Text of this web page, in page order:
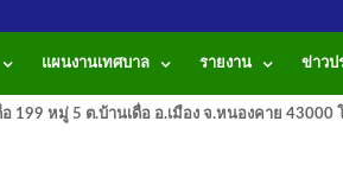
แผนงานเทศบาล รายงาน ข่าวป
199 หมู่ 5 ต.บ้านเดื่อ อ.เมือง จ.หนองคาย